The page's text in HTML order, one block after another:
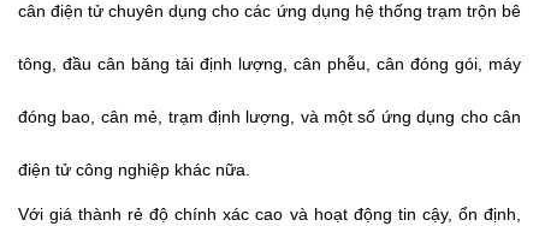
cân điện tử chuyên dụng cho các ứng dụng hệ thống trạm trộn bê
tông, đầu cân băng tải định lượng, cân phễu, cân đóng gói, máy
đóng bao, cân mẻ, trạm định lượng, và một số ứng dụng cho cân
điện tử công nghiệp khác nữa.
Với giá thành rẻ độ chính xác cao và hoạt động tin cậy, ổn định,